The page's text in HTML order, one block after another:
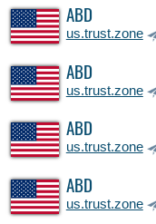
ABD
us.trust.zone
ABD
us.trust.zone
ABD
us.trust.zone
ABD
us.trust.zone